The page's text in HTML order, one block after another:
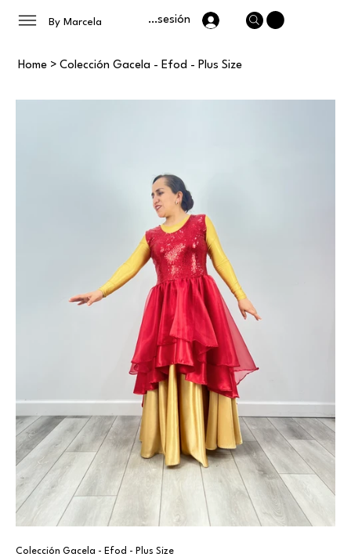
By Marcela Iniciar sesión
Home > Colección Gacela - Efod - Plus Size
Colección Gacela - Efod - Plus Size